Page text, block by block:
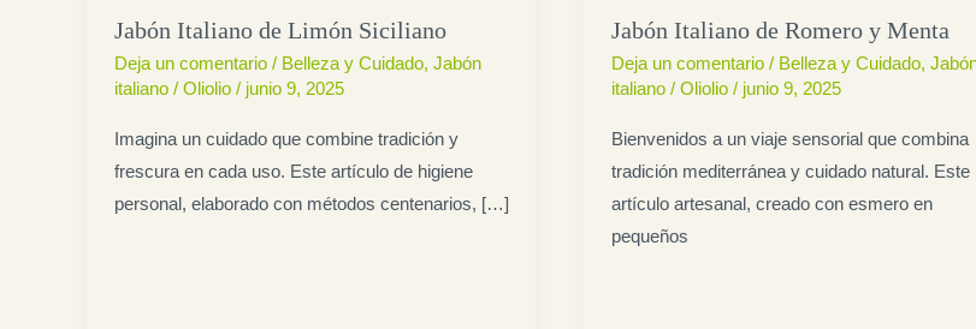
Jabón Italiano de Limón Siciliano
Deja un comentario / Belleza y Cuidado, Jabón
italiano/ Oliolio / junio 9, 2025
Imagina un cuidado que combine tradición y
frescura en cada uso. Este artículo de higiene
personal, elaborado con métodos centenarios, […]
Jabón Italiano de Romero y Menta
Deja un comentario / Belleza y Cuidado,
italiano/ Oliolio / junio 9, 2025
Bienvenidos a un viaje sensorial que combina
tradición mediterránea y cuidado natural. Este
artículo artesanal, creado con esmero en
pequeños